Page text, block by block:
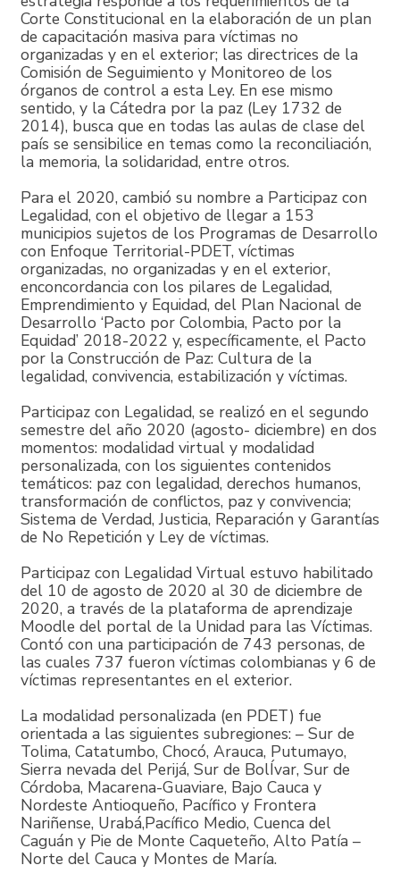
Corte Constitucional en la elaboración de un plan
de capacitación masiva para víctimas no
organizadas y en el exterior; las directrices de la
Comisión de Seguimiento y Monitoreo de los
órganos de control a esta Ley. En ese mismo
sentido, y la Cátedra por la paz (Ley 1732 de
2014), busca que en todas las aulas de clase del
país se sensibilice en temas como la reconciliación,
la memoria, la solidaridad, entre otros.
Para el 2020, cambió su nombre a Participaz con
Legalidad, con el objetivo de llegar a 153
municipios sujetos de los Programas de Desarrollo
con Enfoque Territorial-PDET, víctimas
organizadas, no organizadas y en el exterior,
enconcordancia con los pilares de Legalidad,
Emprendimiento y Equidad, del Plan Nacional de
Desarrollo ‘Pacto por Colombia, Pacto por la
Equidad’ 2018-2022 y, específicamente, el Pacto
por la Construcción de Paz: Cultura de la
legalidad, convivencia, estabilización y víctimas.
Participaz con Legalidad, se realizó en el segundo
semestre del año 2020 (agosto- diciembre) en dos
momentos: modalidad virtual y modalidad
personalizada, con los siguientes contenidos
temáticos: paz con legalidad, derechos humanos,
transformación de conflictos, paz y convivencia;
Sistema de Verdad, Justicia, Reparación y Garantías
de No Repetición y Ley de víctimas.
Participaz con Legalidad Virtual estuvo habilitado
del 10 de agosto de 2020 al 30 de diciembre de
2020, a través de la plataforma de aprendizaje
Moodle del portal de la Unidad para las Víctimas.
Contó con una participación de 743 personas, de
las cuales 737 fueron víctimas colombianas y 6 de
víctimas representantes en el exterior.
La modalidad personalizada (en PDET) fue
orientada a las siguientes subregiones: – Sur de
Tolima, Catatumbo, Chocó, Arauca, Putumayo,
Sierra nevada del Perijá, Sur de BolÍvar, Sur de
Córdoba, Macarena-Guaviare, Bajo Cauca y
Nordeste Antioqueño, Pacífico y Frontera
Nariñense, Urabá,Pacífico Medio, Cuenca del
Caguán y Pie de Monte Caqueteño, Alto Patía –
Norte del Cauca y Montes de María.